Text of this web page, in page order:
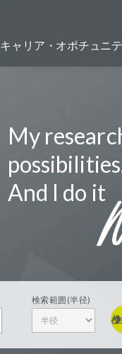
キャリア・オポチュニ
FSPのポジ
バイオテッ
My
And I do it
検索範囲(半径)
検